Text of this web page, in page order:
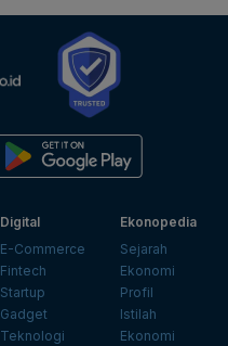
Digital
E-Commerce
Fintech
Startup
Gadget
Teknologi
Ekonopedia
Sejarah
Ekonomi
Profil
Istilah
Ekonomi